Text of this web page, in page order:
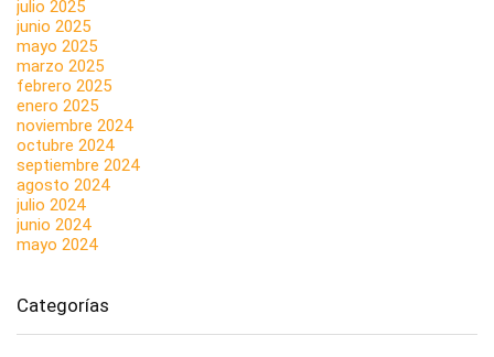
julio 2025
junio 2025
mayo 2025
marzo 2025
febrero 2025
enero 2025
noviembre 2024
octubre 2024
septiembre 2024
agosto 2024
julio 2024
junio 2024
mayo 2024
Categorías